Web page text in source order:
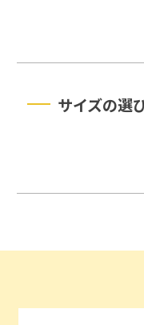
サイズの選